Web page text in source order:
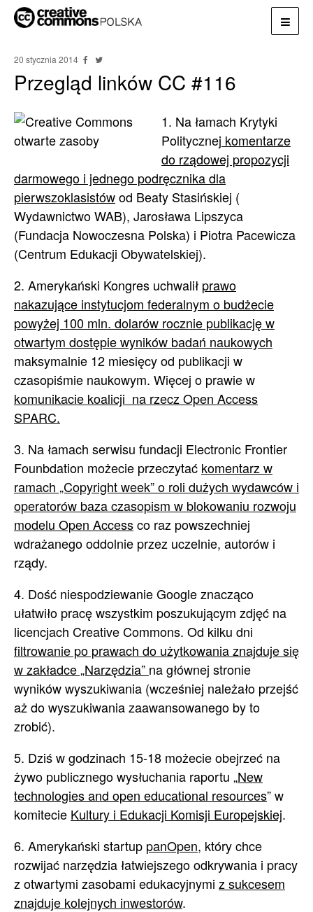
20 stycznia 2014
Przegląd linków CC #116
1. Na łamach Krytyki
Politycznej komentarze
do rządowej propozycji
darmowego i jednego podręcznika dla
pierwszoklasistówod Beaty Stasińskiej (
Wydawnictwo WAB), Jarosława Lipszyca
(Fundacja Nowoczesna Polska) i Piotra Pacewicza
(Centrum Edukacji Obywatelskiej).
2. Amerykański Kongres uchwalił prawo
nakazujące instytucjom federalnym o budżecie
powyżej 100 mln. dolarów rocznie publikację w
otwartym dostępie wyników badań naukowych
maksymalnie 12 miesięcy od publikacji w
czasopiśmie naukowym. Więcej o prawie w
komunikacie koalicji na rzecz Open Access
SPARC.
3. Na łamach serwisu fundacji Electronic Frontier
Founbdation możecie przeczytać komentarz w
ramach „Copyright week” o roli dużych wydawców i
operatorów baza czasopism w blokowaniu rozwoju
modelu Open Accessco raz powszechniej
wdrażanego oddolnie przez uczelnie, autorów i
rządy.
4. Dość niespodziewanie Google znacząco
ułatwiło pracę wszystkim poszukującym zdjęć na
licencjach Creative Commons. Od kilku dni
filtrowanie po prawach do użytkowania znajduje się
w zakładce „Narzędzia” na głównej stronie
wyników wyszukiwania (wcześniej należało przejść
aż do wyszukiwania zaawansowanego by to
zrobić).
5. Dziś w godzinach 15-18 możecie obejrzeć na
żywo publicznego wysłuchania raportu „New
technologies and open educational resources” w
komitecie Kultury i Edukacji Komisji Europejskiej.
6. Amerykański startup panOpen, który chce
rozwijać narzędzia łatwiejszego odkrywania i pracy
z otwartymi zasobami edukacyjnymi z sukcesem
znajduje kolejnych inwestorów.